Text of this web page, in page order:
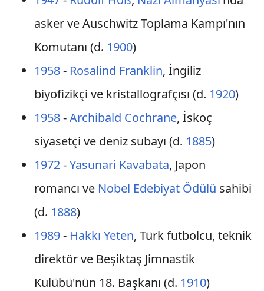
asker ve Auschwitz Toplama Kampı'nın
Komutanı (d. 1900)
1958- Rosalind Franklin, İngiliz
biyofizikçi ve kristallografçısı (d. 1920)
1958-Archibald Cochrane, İskoç
siyasetçi ve deniz subayı (d. 1885)
1972-Yasunari Kavabata, Japon
romancı ve Nobel Edebiyat Ödülü sahibi
(d. 1888)
1989- Hakkı Yeten, Türk futbolcu, teknik
direktör ve Beşiktaş Jimnastik
Kulübü'nün 18. Başkanı (d. 1910)